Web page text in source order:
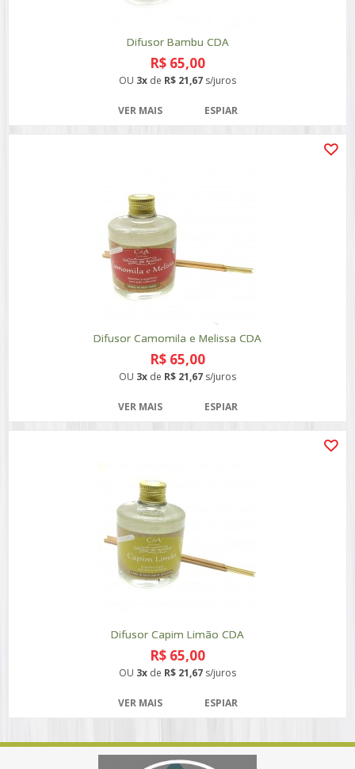
Difusor Bambu CDA
R$ 65,00
OU 3x de R$ 21,67 s/juros
VER MAIS ESPIAR
Difusor Camomila e Melissa CDA
R$ 65,00
OU 3x de R$ 21,67 s/juros
VER MAIS ESPIAR
Difusor Capim Limão CDA
R$ 65,00
OU 3x de R$ 21,67 s/juros
VER MAIS ESPIAR